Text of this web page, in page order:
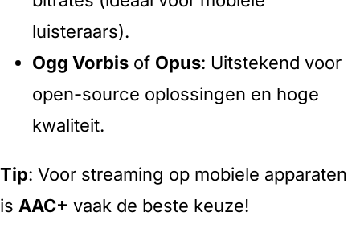
luisteraars).
Ogg Vorbis of Opus: Uitstekend voor
open-source oplossingen en hoge
kwaliteit.
Tip: Voor streaming op mobiele apparaten
is AAC+ vaak de beste keuze!